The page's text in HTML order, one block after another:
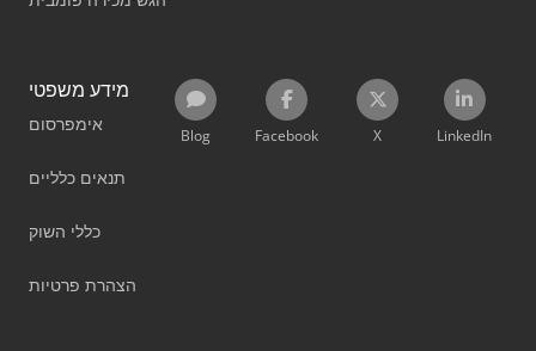
מידע משפטי
אימפרסום
תנאים כלליים
כללי השוק
הצהרת פרטיות
Blog Facebook X LinkedIn